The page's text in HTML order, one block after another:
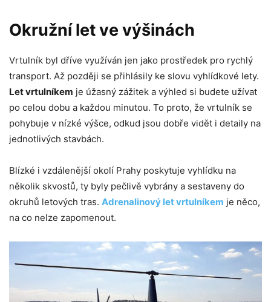
Okružní letve výšinách
Vrtulník byl dříve využíván jen jako prostředek pro rychlý
transport. Až později se přihlásily ke slovu vyhlídkové lety.
Let vrtulníkem je úžasný zážitek a výhled si budete užívat
po celou dobu a každou minutou. To proto, že vrtulník se
pohybuje v nízké výšce, odkud jsou dobře vidět i detaily na
jednotlivých stavbách.
Blízké i vzdálenější okolí Prahy poskytuje vyhlídku na
několik skvostů, ty byly pečlivě vybrány a sestaveny do
okruhů letových tras. Adrenalinový let vrtulníkem je něco,
na co nelze zapomenout.